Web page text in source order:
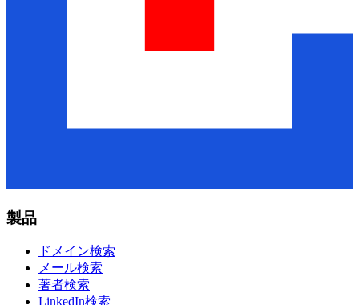
製品
ドメイン検索
メール検索
著者検索
LinkedIn検索